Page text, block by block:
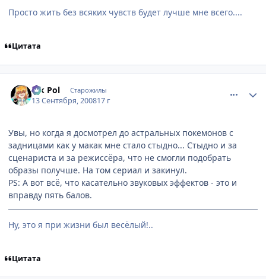
Просто жить без всяких чувств будет лучше мне всего....
Цитата
Vik Pol Старожилы
13 Сентября, 200817 г
Увы, но когда я досмотрел до астральных покемонов с
задницами как у макак мне стало стыдно... Стыдно и за
сценариста и за режиссёра, что не смогли подобрать
образы получше. На том сериал и закинул.
PS: А вот всё, что касательно звуковых эффектов - это и
вправду пять балов.
Ну, это я при жизни был весёлый!..
Цитата